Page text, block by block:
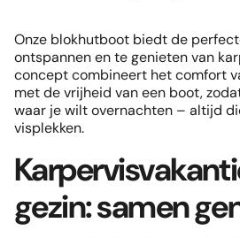
Onze blokhutboot biedt de
ontspannen en te genieten van
concept combineert het comfort
met de vrijheid van een boot,
waar je wilt overnachten – altijd
visplekken.
gezin: samen